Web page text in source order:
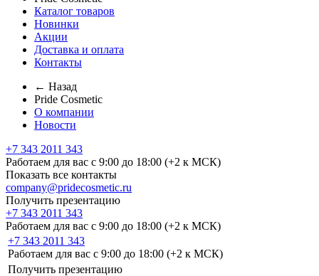
Каталог товаров
Новинки
Акции
Доставка и оплата
Контакты
← Назад
Pride Cosmetic
О компании
Новости
+7 343 2011 343
Работаем для вас с 9:00 до 18:00 (+2 к МСК)
Показать все контакты
company@pridecosmetic.ru
Получить презентацию
+7 343 2011 343
Работаем для вас с 9:00 до 18:00 (+2 к МСК)
+7 343 2011 343
Работаем для вас с 9:00 до 18:00 (+2 к МСК)
Получить презентацию